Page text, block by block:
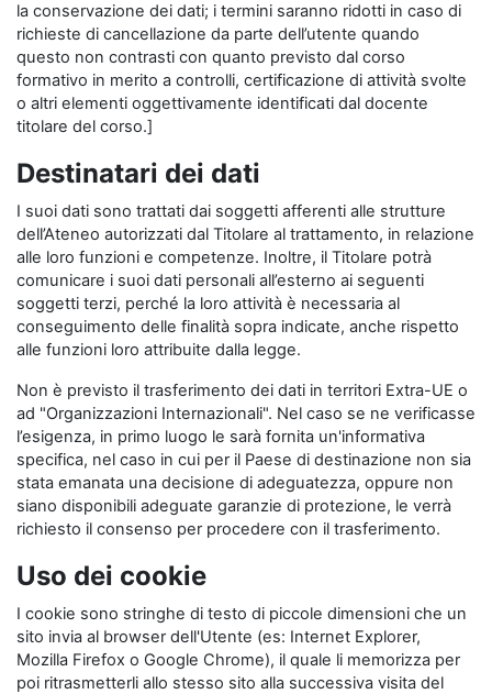
la conservazione dei dati; i termini saranno ridotti in caso di
richieste di cancellazione da parte dell’utente quando
questo non contrasti con quanto previsto dal corso
formativo in merito a controlli, certificazione di attività svolte
o altri elementi oggettivamente identificati dal docente
titolare del corso.]
Destinatari dei dati
I suoi dati sono trattati dai soggetti afferenti alle strutture
dell’Ateneo autorizzati dal Titolare al trattamento, in relazione
alle loro funzioni e competenze. Inoltre, il Titolare potrà
comunicare i suoi dati personali all’esterno ai seguenti
soggetti terzi, perché la loro attività è necessaria al
conseguimento delle finalità sopra indicate, anche rispetto
alle funzioni loro attribuite dalla legge.
Non è previsto il trasferimento dei dati in territori Extra-UE o
ad "Organizzazioni Internazionali". Nel caso se ne verificasse
l’esigenza, in primo luogo le sarà fornita un'informativa
specifica, nel caso in cui per il Paese di destinazione non sia
stata emanata una decisione di adeguatezza, oppure non
siano disponibili adeguate garanzie di protezione, le verrà
richiesto il consenso per procedere con il trasferimento.
Uso dei cookie
I cookie sono stringhe di testo di piccole dimensioni che un
sito invia al browser dell'Utente (es: Internet Explorer,
Mozilla Firefox o Google Chrome), il quale li memorizza per
poi ritrasmetterli allo stesso sito alla successiva visita del